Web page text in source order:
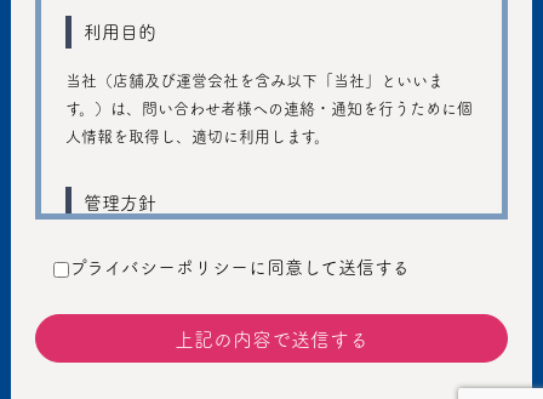
利用目的
当社（店舗及び運営会社を含み以下「当社」といいま
す。）は、問い合わせ者様への連絡・通知を行うために個
人情報を取得し、適切に利用します。
管理方針
保護に十分注意し、個人情報の保護に関する法律および管
義務を持って適切に取り扱うものとし、不正アクセス、不
正利用などの防止に努めます。
プライバシーポリシーに同意して送信する